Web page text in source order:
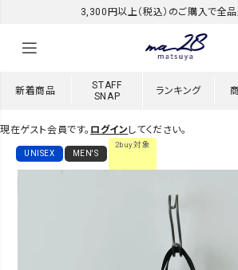
3,300円以上（税込）のご購入で全
新着商品
STAFF
SNAP
ランキング
現在ゲスト会員です。 ログインしてください。
UNISEX MEN'S
2buy対象